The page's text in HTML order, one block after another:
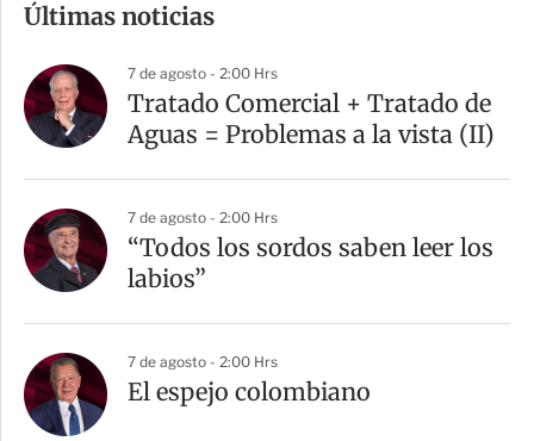
p
a
r
t
Últimas noticias
7 de agosto - 2:00 Hrs
Tratado Comercial + Tratado de
Aguas = Problemas a la vista (II)
7 de agosto - 2:00 Hrs
“Todos los sordos saben leer los
labios”
7 de agosto - 2:00 Hrs
El espejo colombiano